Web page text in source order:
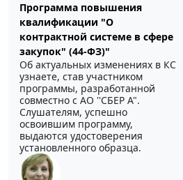
Программа повышения
квалификации "О
контрактной системе в сфере
закупок" (44-ФЗ)"
Об актуальных изменениях в КС
узнаете, став участником
программы, разработанной
совместно с АО ''СБЕР А".
Слушателям, успешно
освоившим программу,
выдаются удостоверения
установленного образца.